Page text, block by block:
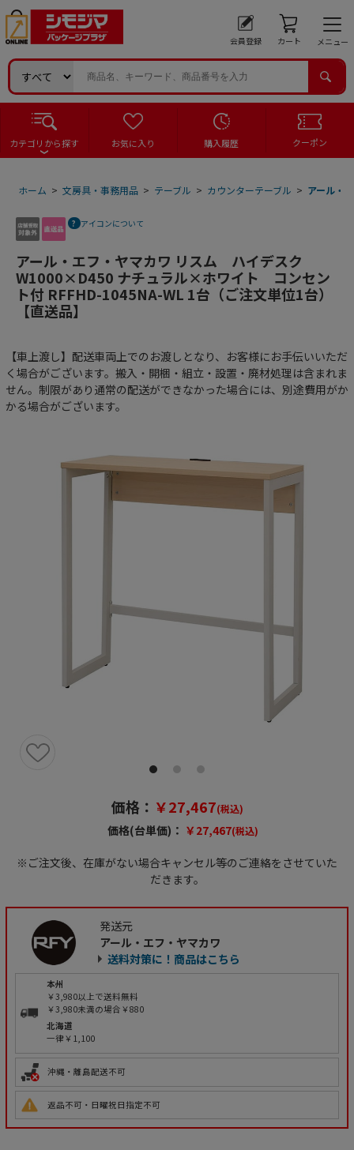
会員登録 カート メニュー
カテゴリから探す お気に入り 購入履歴 クーポン
ホーム > 文房具・事務用品 > テーブル > カウンターテーブル > アール・
アイコンについて
アール・エフ・ヤマカワ リスム ハイデスク
W1000×D450 ナチュラル×ホワイト コンセン
ト付 RFFHD-1045NA-WL 1台（ご注文単位1台）
【直送品】
【車上渡し】配送車両上でのお渡しとなり、お客様にお手伝いいただ
く場合がございます。搬入・開梱・組立・設置・廃材処理は含まれま
せん。制限があり通常の配送ができなかった場合には、別途費用がか
かる場合がございます。
価格： ￥27,467(税込)
価格(台単価)： ￥27,467(税込)
※ご注文後、在庫がない場合キャンセル等のご連絡をさせていた
だきます。
発送元
アール・エフ・ヤマカワ
送料対策に！商品はこちら
本州
￥3,980以上で送料無料
￥3,980未満の場合￥880
北海道
一律￥1,100
沖縄・離島配送不可
返品不可・日曜祝日指定不可